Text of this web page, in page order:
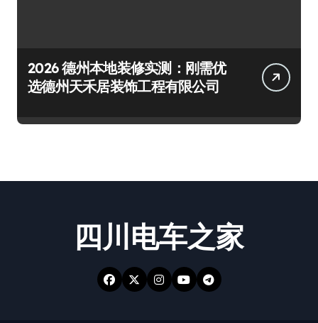
2026 德州本地装修实测：刚需优
选德州天禾居装饰工程有限公司
四川电车之家